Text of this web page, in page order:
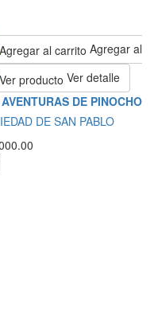
Agregar al
Ver detalle
DE PINOCHO
DE SAN PABLO